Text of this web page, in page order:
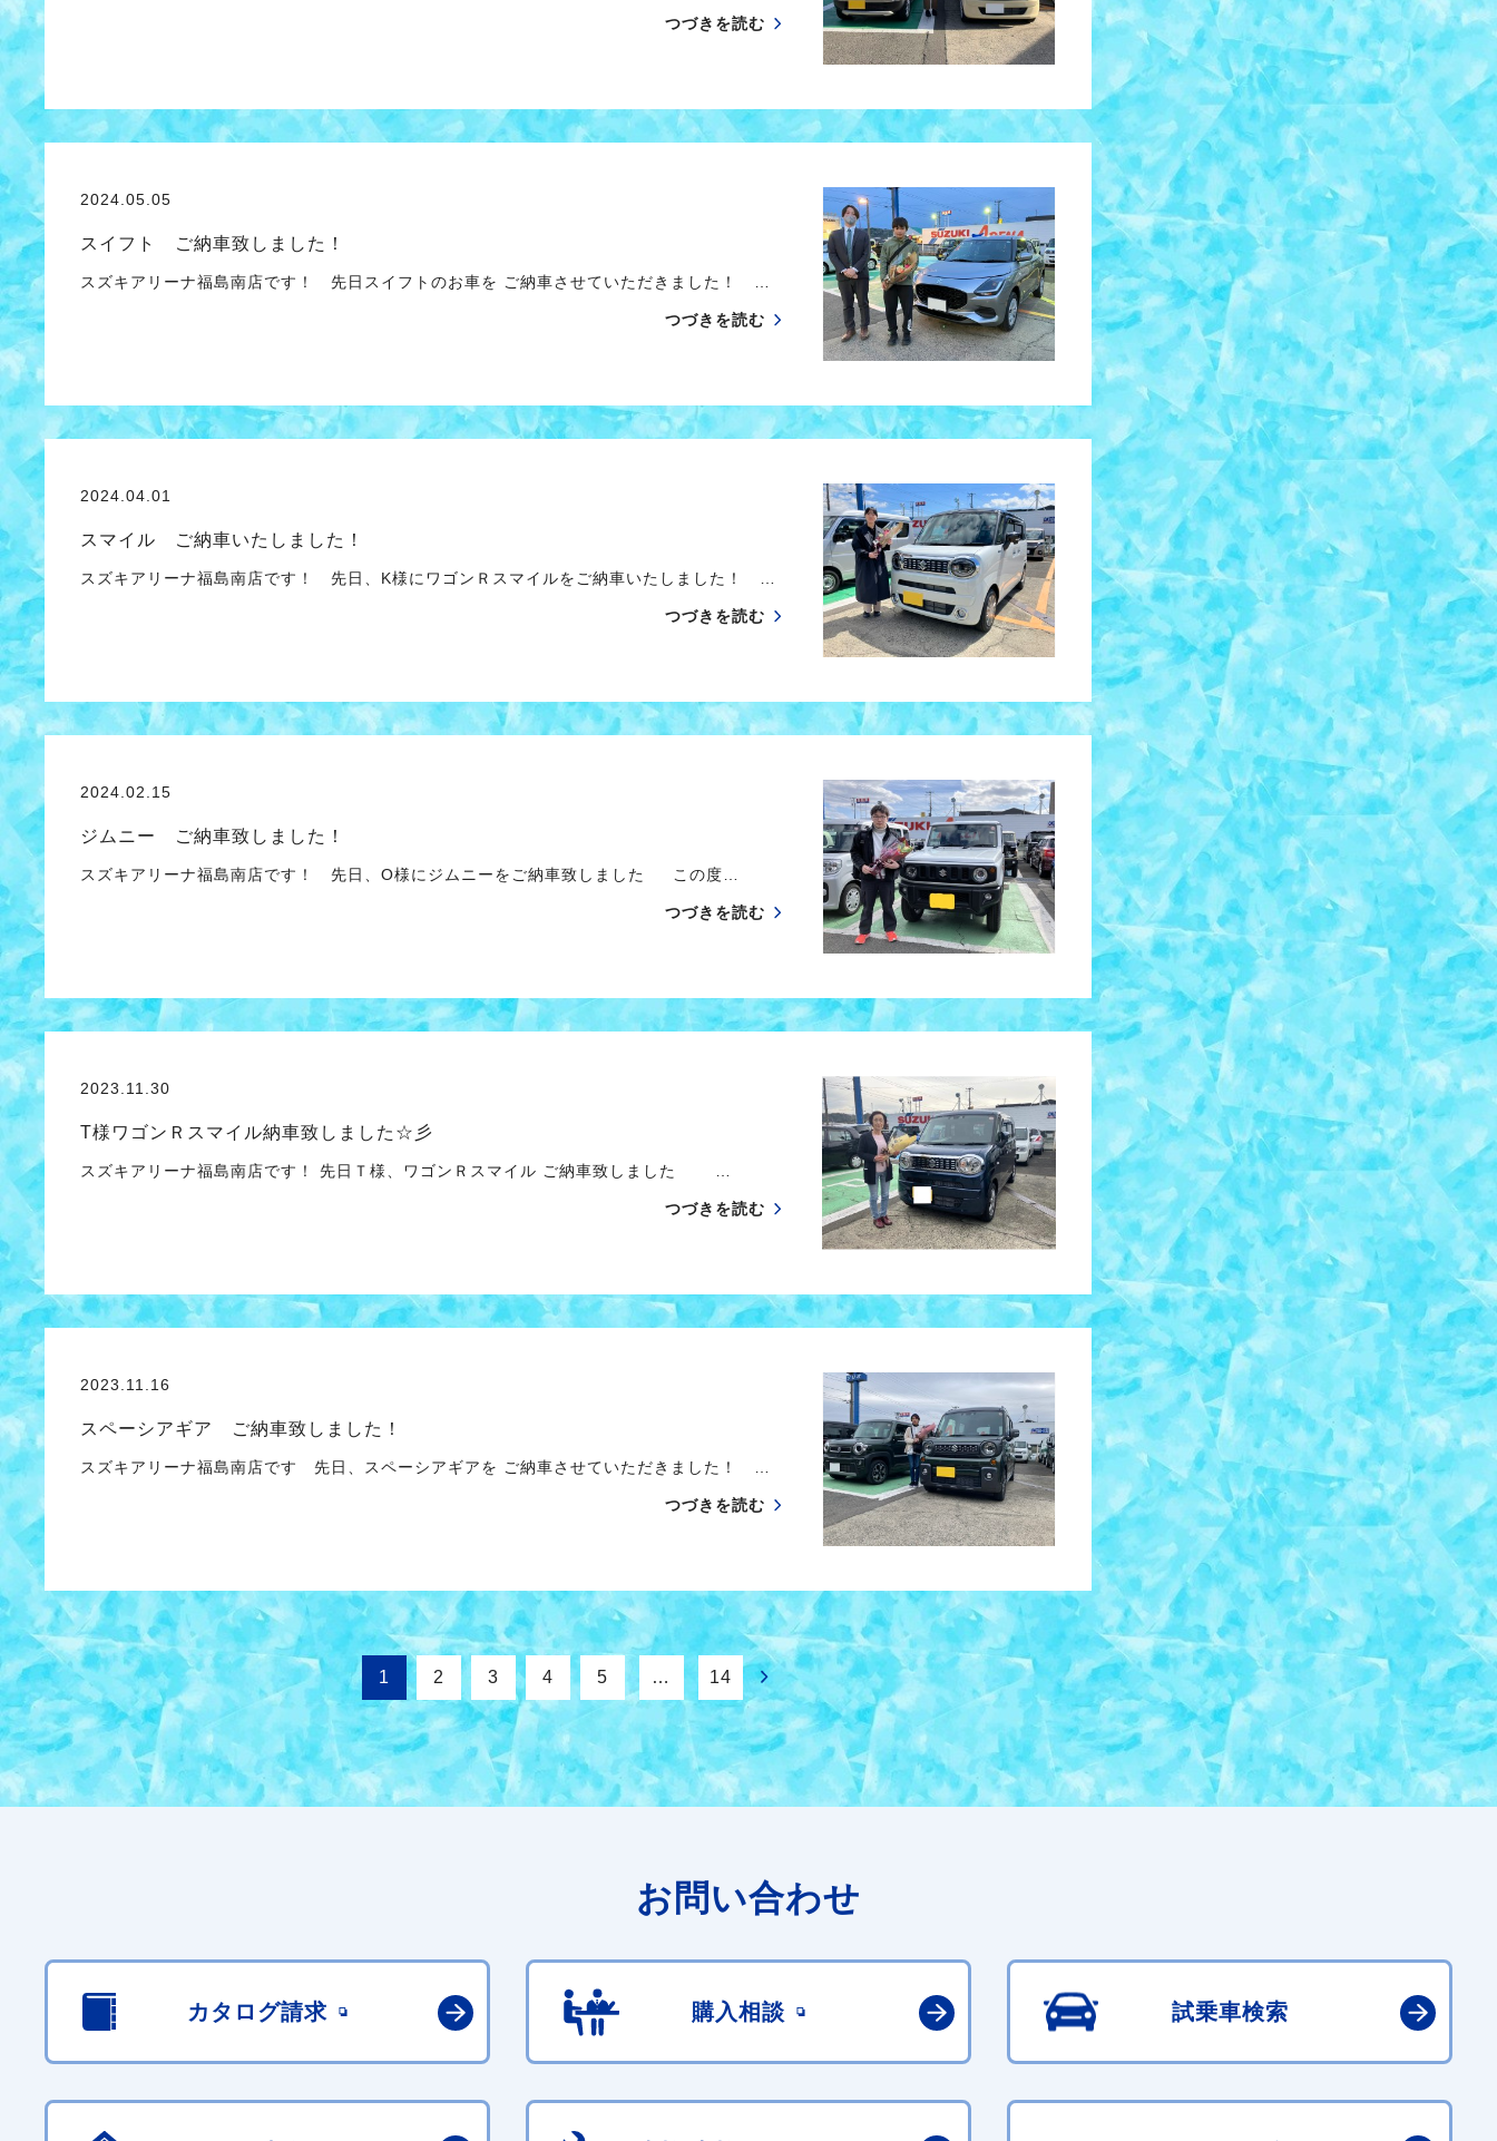
つづきを読む
2024.05.05
スイフト ご納車致しました！
スズキアリーナ福島南店です！ 先日スイフトのお車を ご納車させていただきました！ …
つづきを読む
2024.04.01
スマイル ご納車いたしました！
スズキアリーナ福島南店です！ 先日、K様にワゴンＲスマイルをご納車いたしました！ …
つづきを読む
2024.02.15
ジムニー ご納車致しました！
スズキアリーナ福島南店です！ 先日、O様にジムニーをご納車致しました この度…
つづきを読む
2023.11.30
T様ワゴンＲスマイル納車致しました☆彡
スズキアリーナ福島南店です！ 先日Ｔ様、ワゴンＲスマイル ご納車致しました …
つづきを読む
2023.11.16
スペーシアギア ご納車致しました！
スズキアリーナ福島南店です 先日、スペーシアギアを ご納車させていただきました！ …
つづきを読む
1 2 3 4 5 … 14
お問い合わせ
カタログ請求 購入相談 試乗車検索